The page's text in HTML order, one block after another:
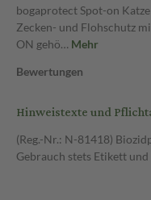
bogaprotect Spot-on
Zecken- und Flohschutz
ON gehö… Mehr
Bewertungen
Hinweistexte und
(Reg.-Nr.: N-81418)
Gebrauch stets Etikett